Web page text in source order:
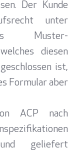
Der Kunde
unter
Muster-
diesen
ist,
Formular aber
ACP nach
und geliefert